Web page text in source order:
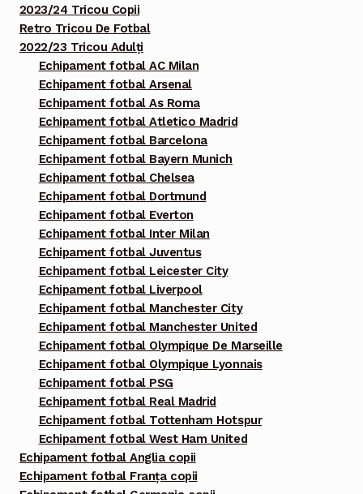
2023/24 Tricou Copii
Retro Tricou De Fotbal
2022/23 Tricou Adulți
Echipament fotbal AC Milan
Echipament fotbal Arsenal
Echipament fotbal As Roma
Echipament fotbal Atletico Madrid
Echipament fotbal Barcelona
Echipament fotbal Bayern Munich
Echipament fotbal Chelsea
Echipament fotbal Dortmund
Echipament fotbal Everton
Echipament fotbal Inter Milan
Echipament fotbal Juventus
Echipament fotbal Leicester City
Echipament fotbal Liverpool
Echipament fotbal Manchester City
Echipament fotbal Manchester United
Echipament fotbal Olympique De Marseille
Echipament fotbal Olympique Lyonnais
Echipament fotbal PSG
Echipament fotbal Real Madrid
Echipament fotbal Tottenham Hotspur
Echipament fotbal West Ham United
Echipament fotbal Anglia copii
Echipament fotbal Franța copii